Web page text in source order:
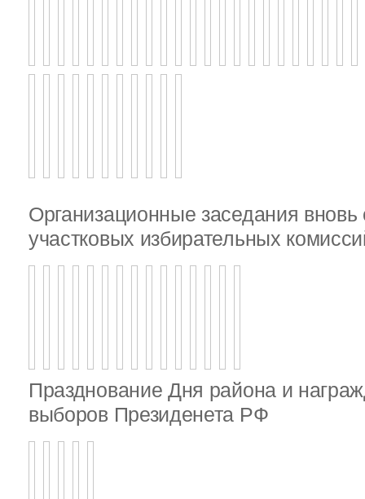
Организационные заседания
участковых избирательных
Празднование Дня района и
выборов Президенета РФ